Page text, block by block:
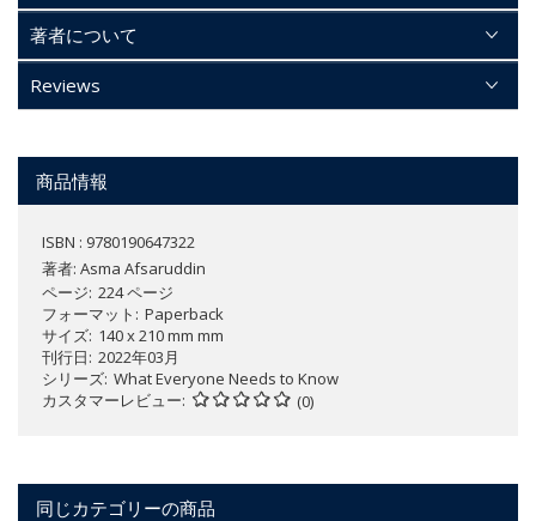
著者について
Reviews
商品情報
ISBN : 9780190647322
著者: Asma Afsaruddin
ページ 224 ページ
フォーマット
Paperback
サイズ 140 x 210 mm mm
刊行日 2022年03月
シリーズ What Everyone Needs to Know
カスタマーレビュー
(0)
同じカテゴリーの商品